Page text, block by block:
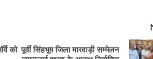
Previous
को
Next
पूर्वी सिंहभूम जिला मारवाड़ी सम्मेलन